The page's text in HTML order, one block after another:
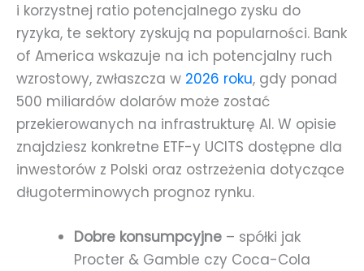
i korzystnej ratio potencjalnego zysku do
ryzyka, te sektory zyskują na popularności. Bank
of America wskazuje na ich potencjalny ruch
wzrostowy, zwłaszcza w 2026 roku, gdy ponad
500 miliardów dolarów może zostać
przekierowanych na infrastrukturę AI. W opisie
znajdziesz konkretne ETF-y UCITS dostępne dla
inwestorów z Polski oraz ostrzeżenia dotyczące
długoterminowych prognoz rynku.
Dobre konsumpcyjne – spółki jak
Procter & Gamble czy Coca-Cola